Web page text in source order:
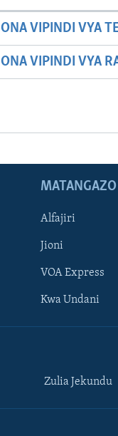
ONA VIPINDI VYA
ONA VIPINDI VYA
MATANGAZO
Alfajiri
Jioni
VOA Express
Kwa Undani
Zulia Jekundu